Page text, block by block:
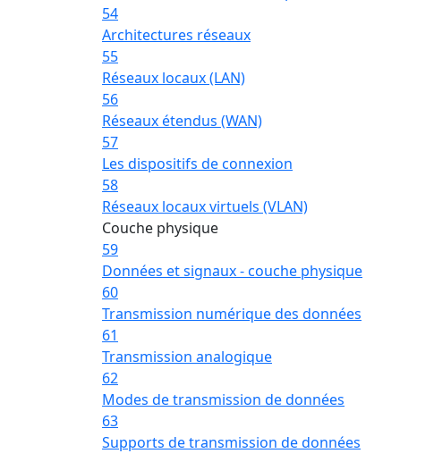
54
Architectures réseaux
55
Réseaux locaux (LAN)
56
Réseaux étendus (WAN)
57
Les dispositifs de connexion
58
Réseaux locaux virtuels (VLAN)
Couche physique
59
Données et signaux - couche physique
60
Transmission numérique des données
61
Transmission analogique
62
Modes de transmission de données
63
Supports de transmission de données